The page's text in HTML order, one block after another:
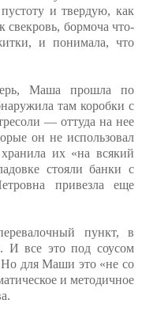
и твердую, как
свекровь, бормоча что-
и понимала, что
Маша прошла по
там коробки с
— оттуда на нее
он не использовал
их «на всякий
стояли банки с
привезла еще
пункт, в
И все это под соусом
для Маши это «не со
и методичное